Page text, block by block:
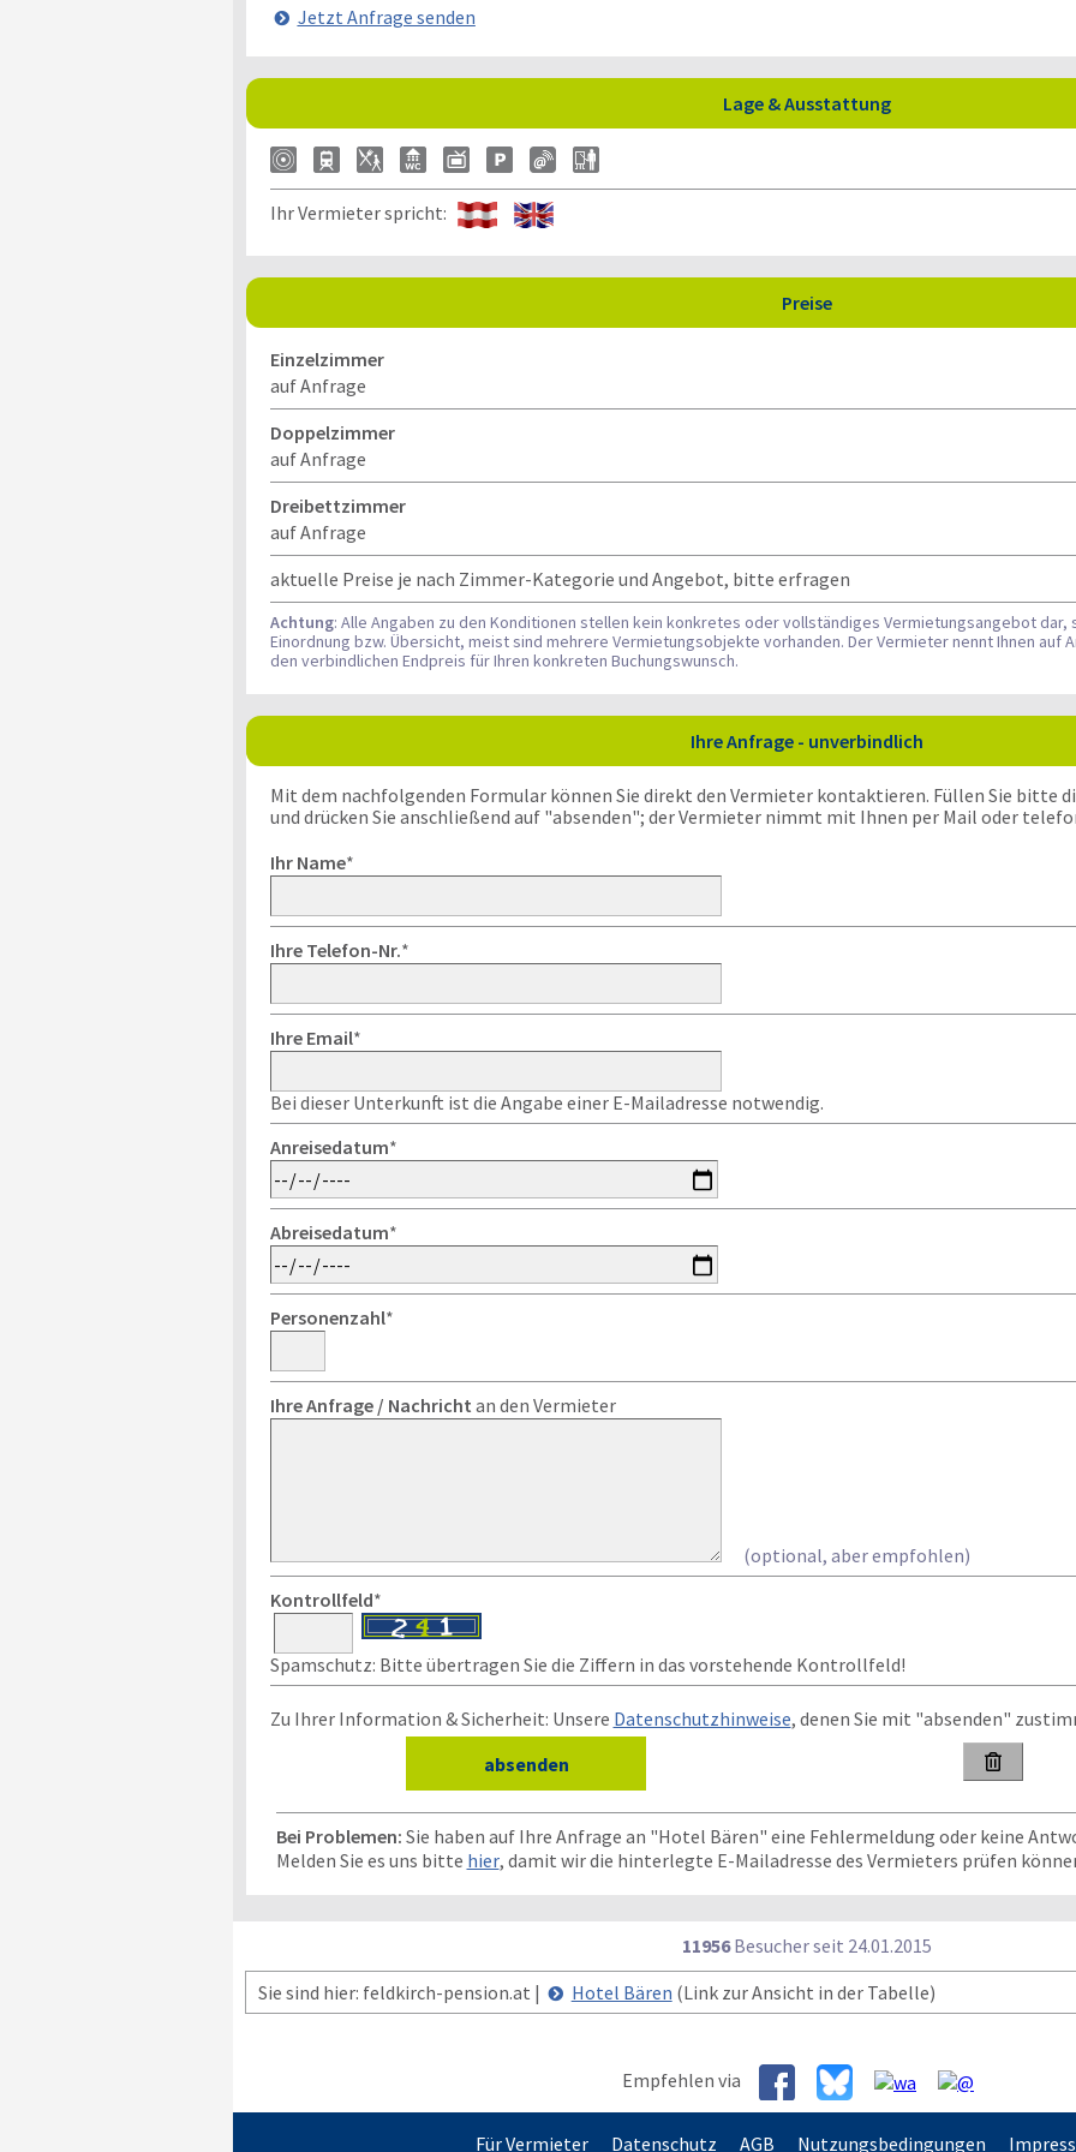
Jetzt Anfrage senden
Lage & Ausstattung
Ihr Vermieter spricht:
Preise
Einzelzimmer
auf Anfrage
Doppelzimmer
auf Anfrage
Dreibettzimmer
auf Anfrage
aktuelle Preise je nach Zimmer-Kategorie und Angebot, bitte erfragen
Achtung: Alle Angaben zu den Konditionen stellen kein konkretes oder vollständiges Vermietungsangebot
Einordnung bzw. Übersicht, meist sind mehrere Vermietungsobjekte vorhanden. Der Vermieter nennt Ihnen auf
den verbindlichen Endpreis für Ihren konkreten Buchungswunsch.
Ihre Anfrage - unverbindlich
Mit dem nachfolgenden Formular können Sie direkt den Vermieter kontaktieren. Füllen Sie bitte
und drücken Sie anschließend auf "absenden"; der Vermieter nimmt mit Ihnen per Mail oder
Ihr Name*
Ihre Telefon-Nr.*
Ihre Email*
Bei dieser Unterkunft ist die Angabe einer E-Mailadresse notwendig.
Anreisedatum*
Abreisedatum*
Personenzahl*
Ihre Anfrage / Nachricht an den Vermieter
(optional, aber empfohlen)
Kontrollfeld*
Spamschutz: Bitte übertragen Sie die Ziffern in das vorstehende Kontrollfeld!
Zu Ihrer Information & Sicherheit: Unsere Datenschutzhinweise, denen Sie mit "absenden"

Bei Problemen: Sie haben auf Ihre Anfrage an "Hotel Bären" eine Fehlermeldung oder keine
Melden Sie es uns bitte hier, damit wir die hinterlegte E-Mailadresse des Vermieters prüfen
11956Besucher seit 24.01.2015
Sie sind hier: feldkirch-pension.at |
Hotel Bären (Link zur Ansicht in der Tabelle)
Empfehlen via
Für Vermieter Datenschutz AGB Nutzungsbedingungen